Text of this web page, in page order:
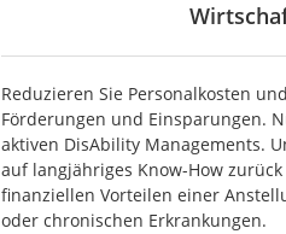
Reduzieren Sie Personalkosten
Förderungen und Einsparungen.
aktiven DisAbility Managements.
auf langjähriges Know-How
finanziellen Vorteilen einer
oder chronischen Erkrankungen.